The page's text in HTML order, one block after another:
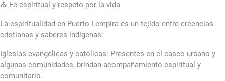
⛪ Fe espiritual y respeto por la vida
La espiritualidad en Puerto Lempira es un tejido entre creencias
cristianas y saberes indígenas:
Iglesias evangélicas y católicas: Presentes en el casco urbano y
algunas comunidades, brindan acompañamiento espiritual y
comunitario.